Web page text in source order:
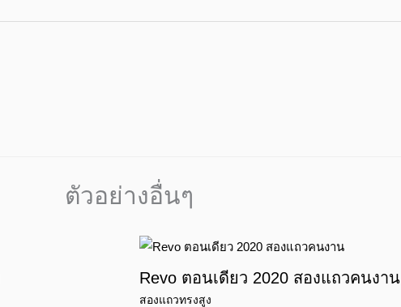
ตัวอย่างอื่นๆ
Revo ตอนเดียว 2020 สองแถวคนงาน
สองแถวทรงสูง